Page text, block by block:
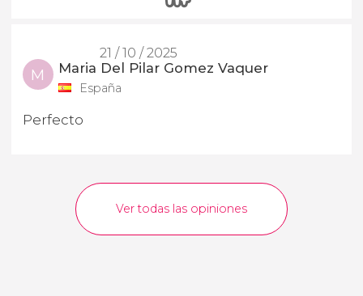
21 / 10 / 2025
M Maria Del Pilar Gomez Vaquer
España
Perfecto
Ver todas las opiniones